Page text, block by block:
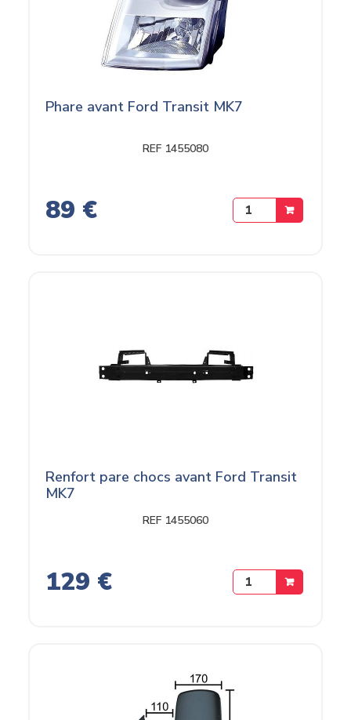
Phare avant Ford Transit MK7
REF 1455080
89 €
Renfort pare chocs avant Ford Transit
MK7
REF 1455060
129 €